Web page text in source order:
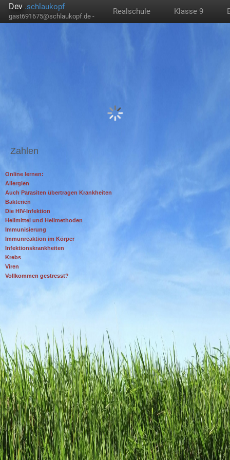
Dev .schlaukopf
gast691675@schlaukopf.de -
Realschule Klasse 9
Zahlen
Online lernen:
Allergien
Auch Parasiten übertragen Krankheiten
Bakterien
Die HIV-Infektion
Heilmittel und Heilmethoden
Immunisierung
Immunreaktion im Körper
Infektionskrankheiten
Krebs
Viren
Vollkommen gestresst?